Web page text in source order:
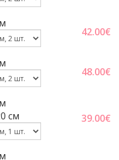
42.00€
48.00€
cм
39.00€